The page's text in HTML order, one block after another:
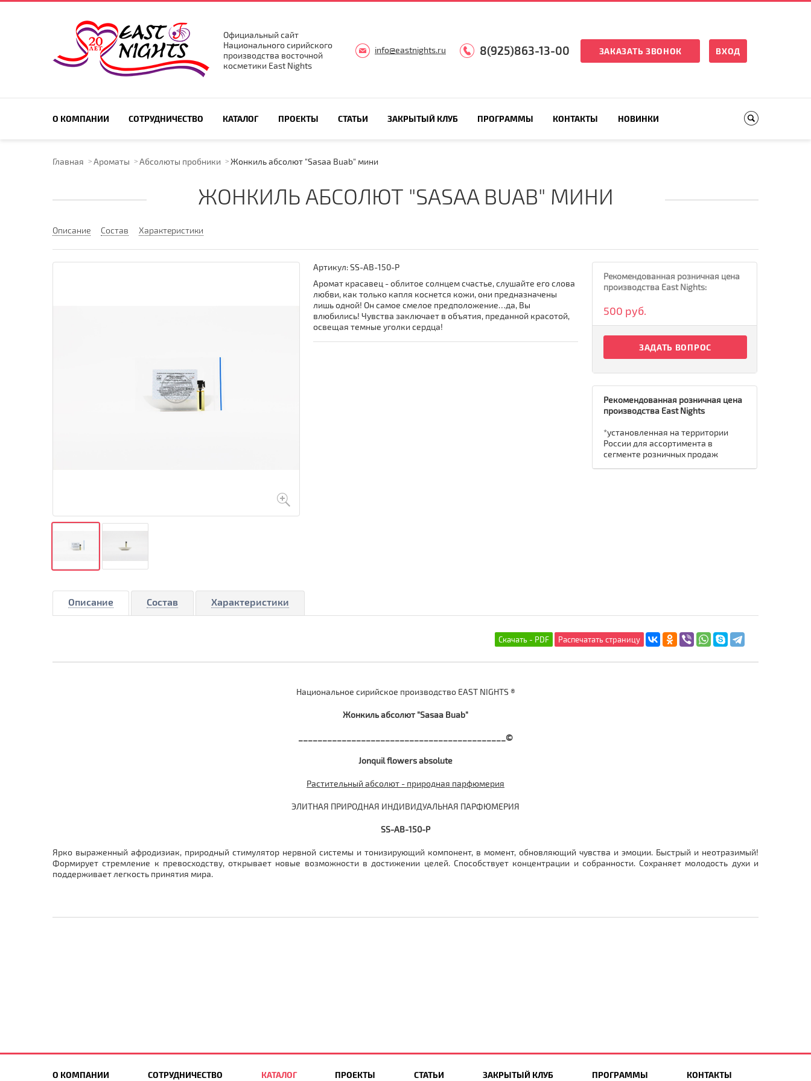
Официальный сайт
Национального сирийского
производства восточной
косметики East Nights
info@eastnights.ru 8(925)863-13-00 ЗАКАЗАТЬ ЗВОНОК ВХОД
О КОМПАНИИ СОТРУДНИЧЕСТВО КАТАЛОГ ПРОЕКТЫ СТАТЬИ ЗАКРЫТЫЙ КЛУБ ПРОГРАММЫ КОНТАКТЫ НОВИНКИ
ПОИСК ПО САЙТУ
Главная Ароматы Абсолюты пробники Жонкиль абсолют "Sasaa Buab" мини
ЖОНКИЛЬ АБСОЛЮТ "SASAA BUAB" МИНИ
Описание Состав Характеристики
Артикул:SS-AB-150-P
Аромат красавец - облитое солнцем счастье, слушайте его слова
любви, как только капля коснется кожи, они предназначены
лишь одной! Он самое смелое предположение…да, Вы
влюбились! Чувства заключает в объятия, преданной красотой,
освещая темные уголки сердца!
Рекомендованная розничная цена
производства East Nights:
500 руб.
ЗАДАТЬ ВОПРОС
Рекомендованная розничная цена
производства East Nights
*установленная на территории
России для ассортимента в
сегменте розничных продаж
Описание Состав Характеристики
Национальное сирийское производство EAST NIGHTS ®
Жонкильабсолют "Sasaa Buab"
___________________________________________©
Jonquil flowers absolute
Растительный абсолют - природная парфюмерия
ЭЛИТНАЯ ПРИРОДНАЯ ИНДИВИДУАЛЬНАЯ ПАРФЮМЕРИЯ
SS-AB-150-P
Ярко выраженный афродизиак, природный стимулятор нервной системы и тонизирующий компонент, в момент, обновляющий чувства и эмоции. Быстрый и неотразимый!
Формирует стремление к превосходству, открывает новые возможности в достижении целей. Способствует концентрации и собранности. Сохраняет молодость духи и
поддерживает легкость принятия мира.
О КОМПАНИИ СОТРУДНИЧЕСТВО КАТАЛОГ ПРОЕКТЫ СТАТЬИ ЗАКРЫТЫЙ КЛУБ ПРОГРАММЫ КОНТАКТЫ